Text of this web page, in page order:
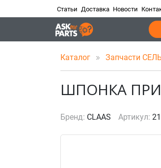
Статьи Доставка Новости
Каталог Запчасти
ШПОНКА
Бренд: CLAAS Артикул: